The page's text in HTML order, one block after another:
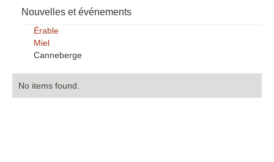
Nouvelles et événements
Érable
Miel
Canneberge
No items found.